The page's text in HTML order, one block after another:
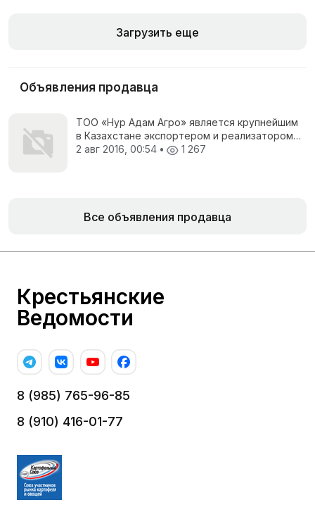
Загрузить еще
Объявления продавца
ТО­­О «Нур Адам Агро» является крупнейшим
в Казахстане экспортером и реализатором
отрубей
2 авг 2016, 00:54 • 1 267
Все объявления продавца
Крестьянские
Ведомости
8 (985) 765-96-85
8 (910) 416-01-77